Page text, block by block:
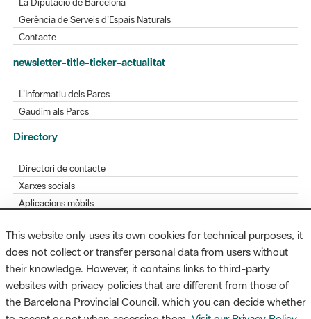
Gerència de Serveis d'Espais Naturals
Contacte
newsletter-title-ticker-actualitat
L'Informatiu dels Parcs
Gaudim als Parcs
Directory
Directori de contacte
Xarxes socials
Aplicacions mòbils
Opineu sobre els parcs
MAPA WEB AVÍS LEGAL ACCESSIBILITAT
This website only uses its own cookies for technical purposes, it
does not collect or transfer personal data from users without
their knowledge. However, it contains links to third-party
websites with privacy policies that are different from those of
the Barcelona Provincial Council, which you can decide whether